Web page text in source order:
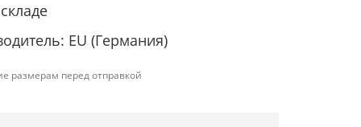
EU (Германия)
размерам перед отправкой